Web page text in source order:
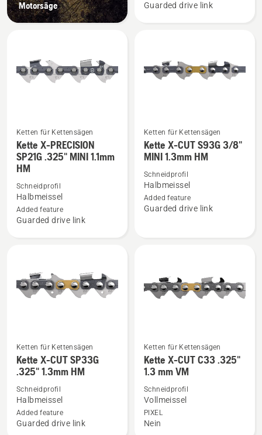
Motorsäge
SP11G
HM
anzeigen
Guarded drive link
Mehr
Details
zu
Kette
PRECISION
SP21G
HM
anzeigen
Ketten für Kettensägen
Kette X-PRECISION
SP21G .325" MINI 1.1mm
HM
Schneidprofil
Halbmeissel
Added feature
Guarded drive link
Mehr
Details
Kette
CUT
HM
anzeigen
Ketten für Kettensägen
Kette X-CUT S93G 3/8"
MINI 1.3mm HM
Schneidprofil
Halbmeissel
Added feature
Guarded drive link
Mehr
Details
zu
Kette
CUT
Ketten für Kettensägen
Kette X-CUT SP33G
.325" 1.3mm HM
Schneidprofil
Halbmeissel
Added feature
Guarded drive link
Mehr
Details
Kette
CUT
Ketten für Kettensägen
Kette X-CUT C33 .325"
1.3 mm VM
Schneidprofil
Vollmeissel
PIXEL
Nein